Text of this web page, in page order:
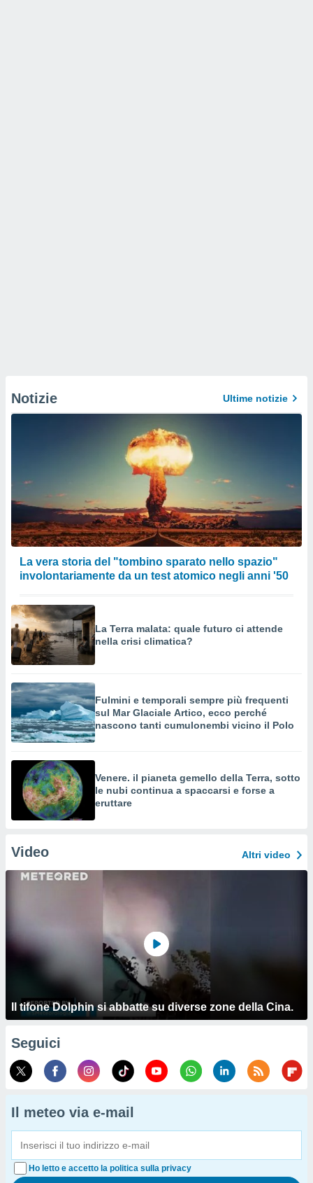
Notizie Ultime notizie
La vera storia del "tombino sparato nello spazio"
involontariamente da un test atomico negli anni '50
La Terra malata: quale futuro ci attende
nella crisi climatica?
Fulmini e temporali sempre più frequenti
sul Mar Glaciale Artico, ecco perché
nascono tanti cumulonembi vicino il Polo
Venere. il pianeta gemello della Terra, sotto
le nubi continua a spaccarsi e forse a
eruttare
Video Altri video
Il tifone Dolphin si abbatte su diverse zone della Cina.
Seguici
Il meteo via e-mail
Ho letto e accetto la politica sulla privacy